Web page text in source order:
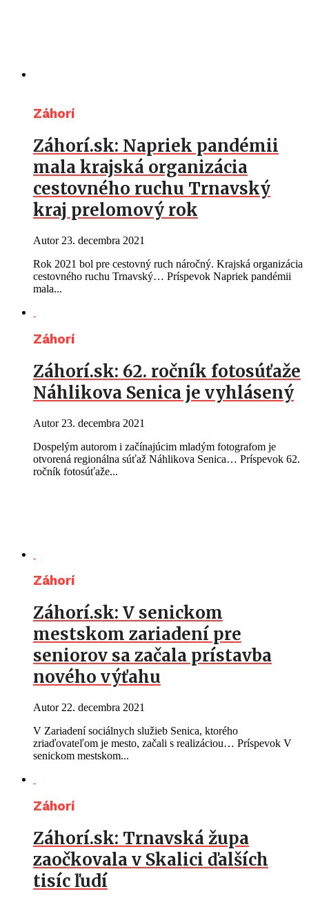
Záhorí
Záhorí.sk: Napriek pandémii
mala krajská organizácia
cestovného ruchu Trnavský
kraj prelomový rok
Autor 23. decembra 2021
Rok 2021 bol pre cestovný ruch náročný. Krajská organizácia
cestovného ruchu Trnavský… Príspevok Napriek pandémii
mala...
Záhorí
Záhorí.sk: 62. ročník fotosúťaže
Náhlikova Senica je vyhlásený
Autor 23. decembra 2021
Dospelým autorom i začínajúcim mladým fotografom je
otvorená regionálna súťaž Náhlikova Senica… Príspevok 62.
ročník fotosúťaže...
Záhorí
Záhorí.sk: V senickom
mestskom zariadení pre
seniorov sa začala prístavba
nového výťahu
Autor 22. decembra 2021
V Zariadení sociálnych služieb Senica, ktorého
zriaďovateľom je mesto, začali s realizáciou… Príspevok V
senickom mestskom...
Záhorí
Záhorí.sk: Trnavská župa
zaočkovala v Skalici ďalších
tisíc ľudí